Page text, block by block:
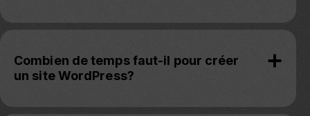
Combien de temps faut-il pour créer
un site WordPress?